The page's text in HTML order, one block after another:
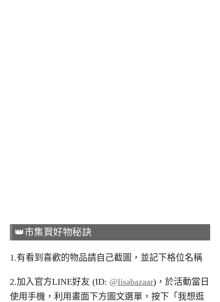
👑市集買好物秘訣
1.有看到喜歡的物品請自己截圖，並記下格位名稱
2.加入官方LINE好友 (ID: @lisabazaar)，於活動當日
使用手機，利用畫面下方圖文選單，按下「我想逛